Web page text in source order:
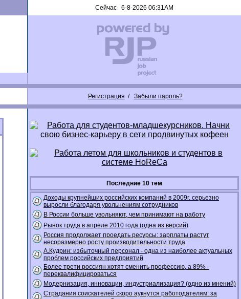
Сейчас 6-8-2026 06:31AM
Регистрация / Забыли пароль?
Последние 10 тем
Доходы крупнейших российских компаний в 2009г. серьезно
выросли благодаря увольнениям сотрудников
В России больше увольняют, чем принимают на работу
Рынок труда в апреле 2010 года (одна из версий)
Россия продолжает проедать ресурсы: зарплаты растут
несоразмерно росту производительности труда
А.Кудрин: избыточный персонал - одна из наиболее актуальных
проблем российских предприятий
Более трети россиян хотят сменить профессию, а 89% -
переквалифицироваться
Модернизация, инновации, индустриализация? (одно из мнений)
Страдания соискателей скоро аукнутся работодателям: за